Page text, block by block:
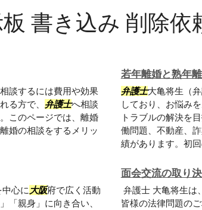
書き込み 削除依
談するには費用や効果
る方で、 弁護士へ相談
このページでは、離婚
婚の相談をするメリッ
若年離婚と熟年
弁護士大亀将生（
しており、お悩み
トラブルの解決を
働問題、不動産、
績があります。初
心に 大阪府で広く活動
「親身」に向き合い、
面会交流の取り
弁護士 大亀将生は、
皆様の法律問題の